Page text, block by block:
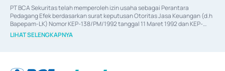
PT BCA Sekuritas telah memperoleh izin usaha sebagai Perantara
Pedagang Efek berdasarkan surat keputusan Otoritas Jasa Keuangan (d.h
Bapepam-LK) Nomor KEP-138/PM/1992 tanggal 11 Maret 1992 dan KEP-
06/D.04/2014 tanggal 28 Februari 2014, izin usaha sebagai Penjamin Emisi
Efek berdasarkan surat keputusan Otoritas Jasa Keuangan Nomor KEP-
LIHAT SELENGKAPNYA